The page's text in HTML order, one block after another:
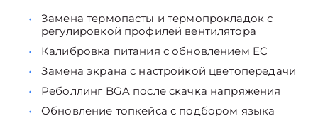
Замена термопасты и термопрокладок с
регулировкой профилей вентилятора
Калибровка питания с обновлением EC
Замена экрана с настройкой цветопередачи
Реболлинг BGA после скачка напряжения
Обновление топкейса с подбором языка